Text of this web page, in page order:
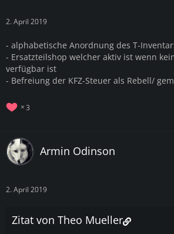
2. April 2019
- alphabetische Anordnung des T-
- Ersatzteilshop welcher aktiv ist wenn
verfügbar ist
- Befreiung der KFZ-Steuer als Rebell/
3
Armin Odinson
2. April 2019
Zitat von Theo Mueller